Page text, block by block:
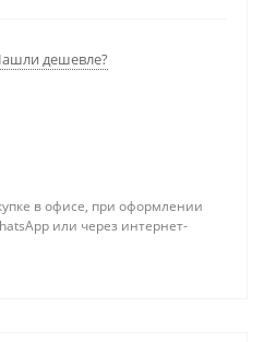
дешевле?
в офисе, при оформлении
или через интернет-